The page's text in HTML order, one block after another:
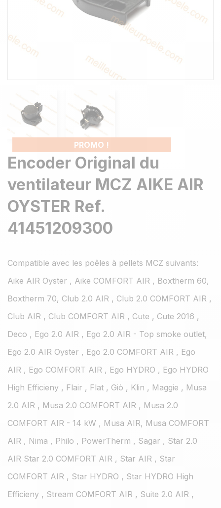
PROMO !
Encoder Original du
ventilateur MCZ AIKE AIR
OYSTER Ref.
41451209300
Compatible avec les poêles à pellets MCZ suivants:
Aike AIR Oyster , Aike COMFORT AIR , Boxtherm 60,
Boxtherm 70, Club 2.0 AIR , Club 2.0 COMFORT AIR ,
Club AIR , Club COMFORT AIR , Cute , Cute 2016 ,
Deco , Ego 2.0 AIR , Ego 2.0 AIR - Top smoke outlet,
Ego 2.0 AIR Oyster , Ego 2.0 COMFORT AIR , Ego
AIR , Ego COMFORT AIR , Ego HYDRO , Ego HYDRO
High Efficieny , Flair , Flat , Giò , Klin , Maggie , Musa
2.0 AIR , Musa 2.0 COMFORT AIR , Musa 2.0
COMFORT AIR - 14 kW , Musa AIR, Musa COMFORT
AIR , Nima , Philo , PowerTherm , Sagar , Star 2.0
AIR Star 2.0 COMFORT AIR , Star AIR , Star
COMFORT AIR , Star HYDRO , Star HYDRO High
Efficieny , Stream COMFORT AIR , Suite 2.0 AIR ,